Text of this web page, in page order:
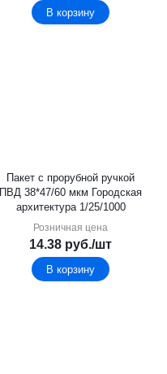
В корзину
Пакет с прорубной ручкой
ПВД 38*47/60 мкм Городская
архитектура 1/25/1000
Розничная цена
14.38 руб./шт
В корзину